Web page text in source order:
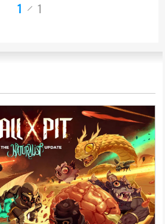
1 1